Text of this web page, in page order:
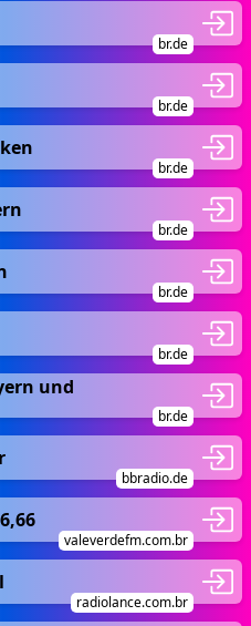
br.de
br.de
br.de
br.de
br.de
br.de
und
br.de
bbradio.de
valeverdefm.com.br
radiolance.com.br